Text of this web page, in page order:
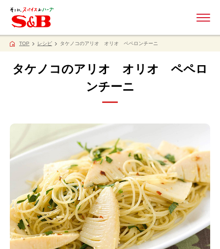
TOP レシピ タケノコのアリオ オリオ ペペロンチーニ
タケノコのアリオ オリオ ペペロ
ンチーニ